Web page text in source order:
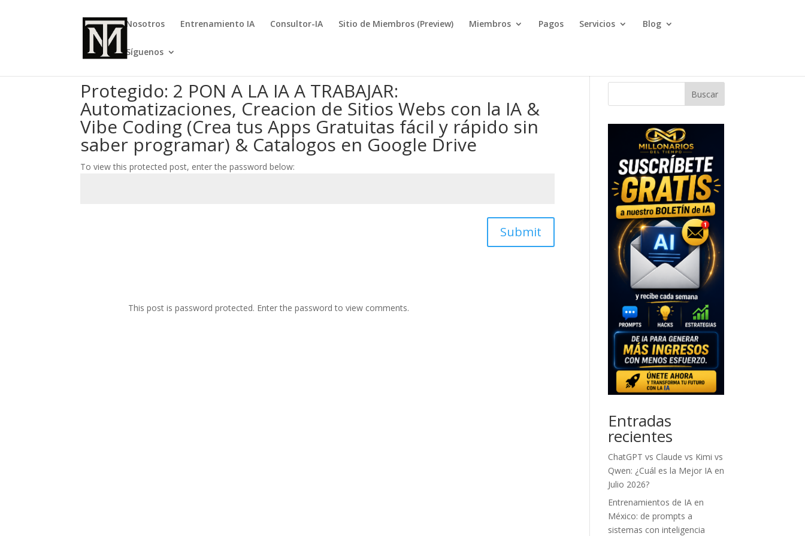
Nosotros Entrenamiento IA Consultor-IA Sitio de Miembros (Preview) Miembros Pagos Servicios Blog
Síguenos
Protegido: 2 PON A LA IA A TRABAJAR:
Automatizaciones, Creacion de Sitios Webs con la IA &
Vibe Coding (Crea tus Apps Gratuitas fácil y rápido sin
saber programar) & Catalogos en Google Drive
To view this protected post, enter the password below:
Submit
This post is password protected. Enter the password to view comments.
Buscar
Entradas
recientes
ChatGPT vs Claude vs Kimi vs
Qwen: ¿Cuál es la Mejor IA en
Julio 2026?
Entrenamientos de IA en
México: de prompts a
sistemas con inteligencia